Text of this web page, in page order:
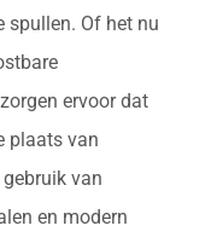
spullen. Of het nu
ervoor dat
plaats van
van
en modern